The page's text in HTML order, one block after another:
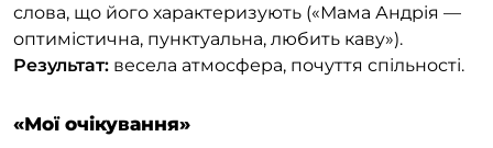
слова, що його характеризують («Мама Андрія —
оптимістична, пунктуальна, любить каву»).
Результат: весела атмосфера, почуття спільності.
«Мої очікування»